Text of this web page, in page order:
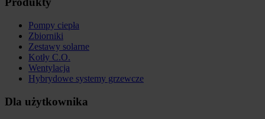
Pompy ciepła
Zbiorniki
Zestawy solarne
Kotły C.O.
Wentylacja
Hybrydowe systemy grzewcze
Dla użytkownika